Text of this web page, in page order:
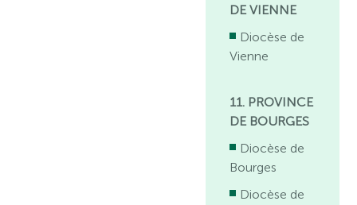
DE VIENNE
Diocèse de
Vienne
11. PROVINCE
DE BOURGES
Diocèse de
Bourges
Diocèse de